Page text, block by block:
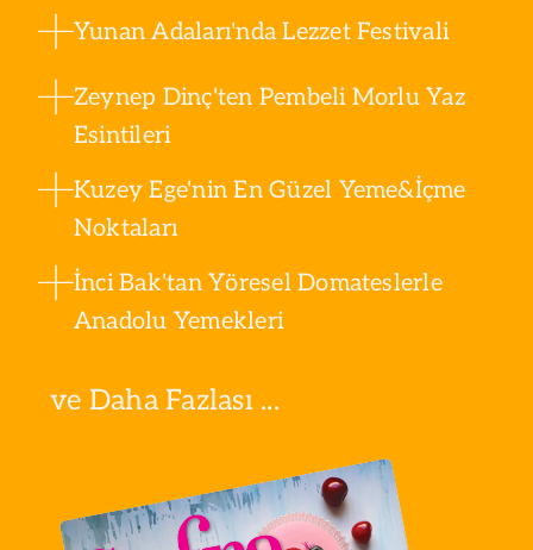
Yunan Adaları'nda Lezzet Festivali
Zeynep Dinç'ten Pembeli Morlu Yaz
Esintileri
Kuzey Ege'nin En Güzel Yeme&İçme
Noktaları
İnci Bak'tan Yöresel Domateslerle
Anadolu Yemekleri
ve Daha Fazlası ...